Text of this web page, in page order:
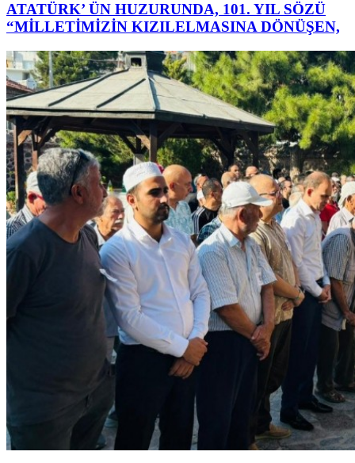
ATATÜRK’ ÜN HUZURUNDA, 101. YIL SÖZÜ
“MİLLETİMİZİN KIZILELMASINA DÖNÜŞEN,